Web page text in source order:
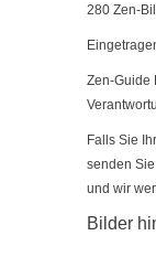
280 Zen-
Zen-Guide
Falls Sie
senden
und wir
Bilder